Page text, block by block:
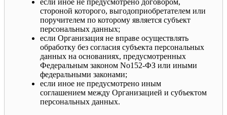
стороной которого, выгодоприобретателем или
поручителем по которому является субъект
персональных данных;
если Организация не вправе осуществлять
обработку без согласия субъекта персональных
данных на основаниях, предусмотренных
Федеральным законом No152-ФЗ или иными
федеральными законами;
если иное не предусмотрено иным
соглашением между Организацией и субъектом
персональных данных.